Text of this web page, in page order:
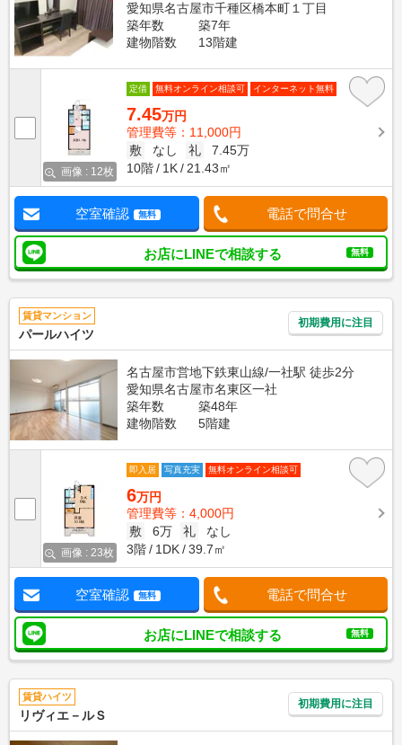
愛知県名古屋市千種区橋本町１丁目
築年数
築7年
建物階数
13階建
画像 : 12枚
定借 無料オンライン相談可 インターネット無料
7.45万円
管理費等：11,000円
敷
なし 礼
7.45万
10階
1K 21.43㎡
空室確認 無料 電話で問合せ
お店にLINEで相談する 無料
賃貸マンション
パールハイツ
初期費用に注目
名古屋市営地下鉄東山線/一社駅 徒歩2分
愛知県名古屋市名東区一社
築年数
築48年
建物階数
5階建
画像 : 23枚
即入居 写真充実 無料オンライン相談可
6万円
管理費等：4,000円
敷
6万 礼
なし
3階
1DK 39.7㎡
空室確認 無料 電話で問合せ
お店にLINEで相談する 無料
賃貸ハイツ
リヴィエ－ルＳ
初期費用に注目